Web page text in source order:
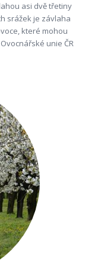
asi dvě třetiny
srážek je závlaha
které mohou
unie ČR